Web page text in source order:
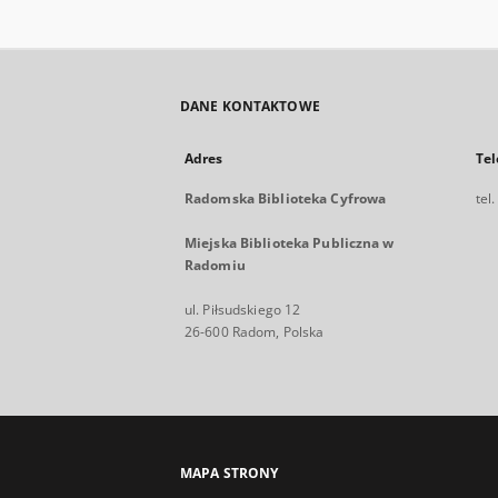
DANE KONTAKTOWE
Adres
Radomska Biblioteka Cyfrowa
Miejska Biblioteka Publiczna w
Radomiu
ul. Piłsudskiego 12
26-600 Radom, Polska
tel.
MAPA STRONY